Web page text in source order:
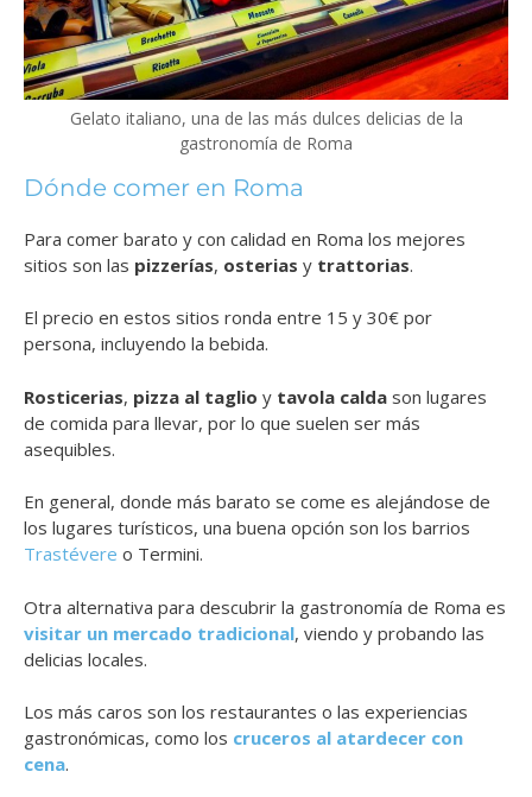
Gelato italiano, una de las más dulces delicias de la
gastronomía de Roma
Dónde comer en Roma
Para comer barato y con calidad en Roma los mejores
sitios son las pizzerías, osterias y trattorias.
El precio en estos sitios ronda entre 15 y 30€ por
persona, incluyendo la bebida.
Rosticerias, pizza al taglio y tavola calda son lugares
de comida para llevar, por lo que suelen ser más
asequibles.
En general, donde más barato se come es alejándose de
los lugares turísticos, una buena opción son los barrios
Trastévere o Termini.
Otra alternativa para descubrir la gastronomía de Roma es
visitar un mercado tradicional, viendo y probando las
delicias locales.
Los más caros son los restaurantes o las experiencias
gastronómicas, como los cruceros al atardecer con
cena.